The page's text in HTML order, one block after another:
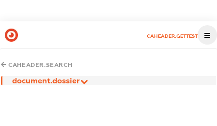
CAHEADER.GETTEST
CAHEADER.SEARCH
document.dossier